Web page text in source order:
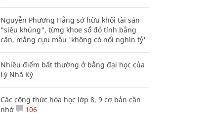
Nguyễn Phương Hằng sở hữu khối tài sản
"siêu khủng", từng khoe sổ đỏ tính bằng
cân, mắng cựu mẫu 'không có nổi nghìn tỷ'
Nhiều điểm bất thường ở bằng đại học của
Lý Nhã Kỳ
Các công thức hóa học lớp 8, 9 cơ bản cần
nhớ
106